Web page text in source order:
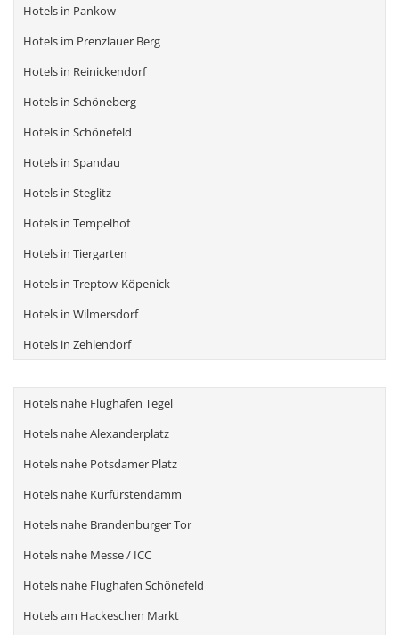
Hotels in Pankow
Hotels im Prenzlauer Berg
Hotels in Reinickendorf
Hotels in Schöneberg
Hotels in Schönefeld
Hotels in Spandau
Hotels in Steglitz
Hotels in Tempelhof
Hotels in Tiergarten
Hotels in Treptow-Köpenick
Hotels in Wilmersdorf
Hotels in Zehlendorf
Hotels nahe Flughafen Tegel
Hotels nahe Alexanderplatz
Hotels nahe Potsdamer Platz
Hotels nahe Kurfürstendamm
Hotels nahe Brandenburger Tor
Hotels nahe Messe / ICC
Hotels nahe Flughafen Schönefeld
Hotels am Hackeschen Markt